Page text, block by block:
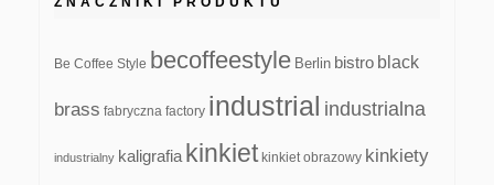
Be Coffee Style becoffeestyle Berlin bistro black
brass fabryczna factory industrial industrialna
industrialny kaligrafia kinkiet kinkiet obrazowy kinkiety